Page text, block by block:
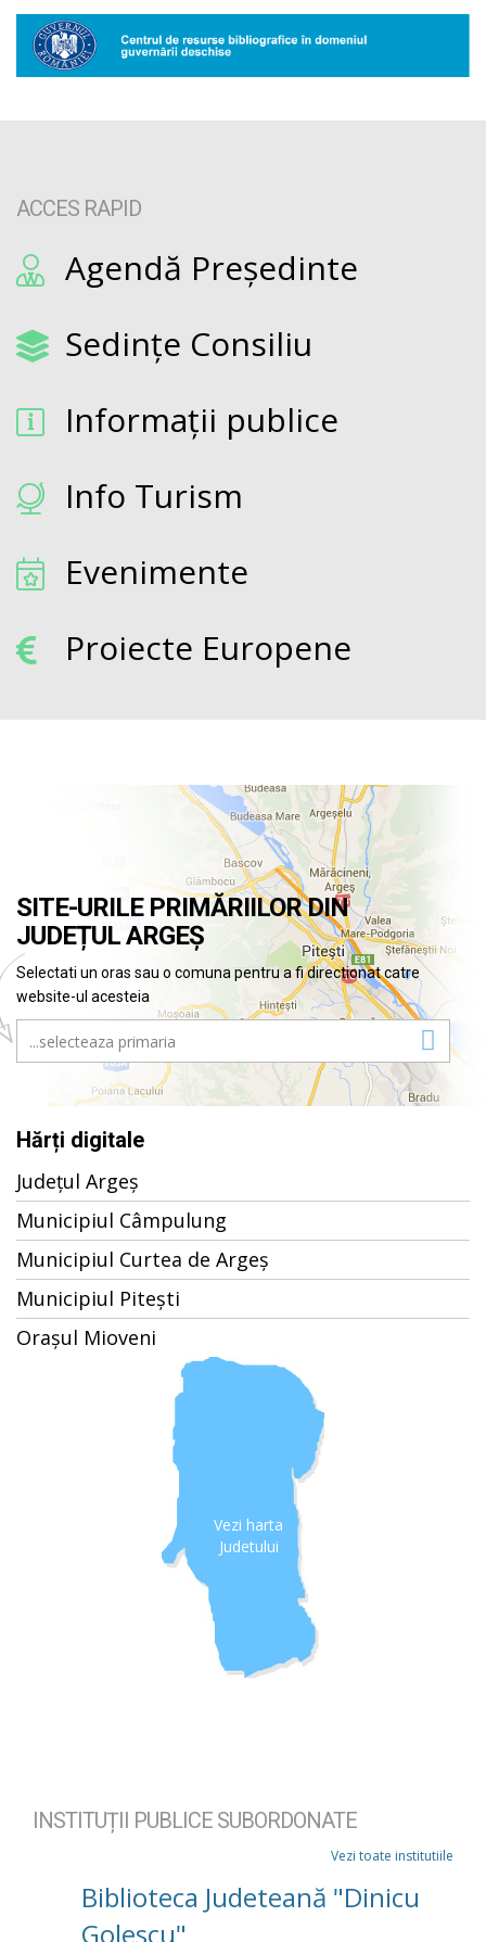
ACCES RAPID
Agendă Președinte
Sedințe Consiliu
Informații publice
Info Turism
Evenimente
Proiecte Europene
SITE-URILE PRIMĂRIILOR DIN
JUDEȚUL ARGEȘ
Selectati un oras sau o comuna pentru a fi directionat catre
website-ul acesteia
Hărți digitale
Județul Argeș
Municipiul Câmpulung
Municipiul Curtea de Argeș
Municipiul Pitești
Orașul Mioveni
Vezi harta
Judetului
INSTITUȚII PUBLICE SUBORDONATE
Vezi toate institutiile
Biblioteca Judeteană "Dinicu
Golescu"